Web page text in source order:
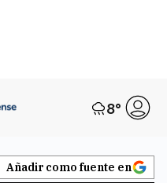
8°
Añadir como fuente en